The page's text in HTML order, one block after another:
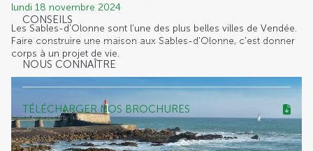
CONSEILS
NOUS CONNAÎTRE
TÉLÉCHARGER NOS BROCHURES
lundi 18 novembre 2024
Les Sables-d'Olonne sont l'une des plus belles villes de Vendée.
Faire construire une maison aux Sables-d'Olonne, c'est donner
corps à un projet de vie.